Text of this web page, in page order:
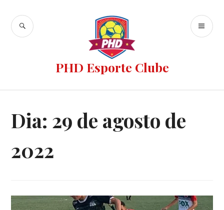
PHD Esporte Clube
Dia: 29 de agosto de
2022